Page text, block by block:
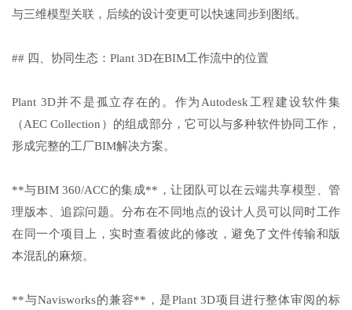
与三维模型关联，后续的设计变更可以快速同步到图纸。
## 四、协同生态：Plant 3D在BIM工作流中的位置
Plant 3D并不是孤立存在的。作为Autodesk工程建设软件集
（AEC Collection）的组成部分，它可以与多种软件协同工作，
形成完整的工厂BIM解决方案。
**与BIM 360/ACC的集成**，让团队可以在云端共享模型、管
理版本、追踪问题。分布在不同地点的设计人员可以同时工作
在同一个项目上，实时查看彼此的修改，避免了文件传输和版
本混乱的麻烦。
**与Navisworks的兼容**，是Plant 3D项目进行整体审阅的标